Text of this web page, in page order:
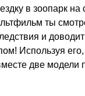
в зоопарк
ты
и
Используя
две